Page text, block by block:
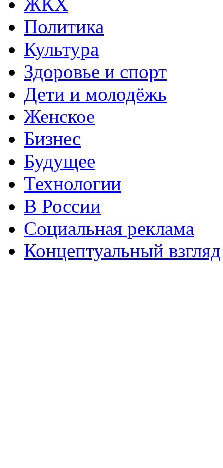
Политика
Культура
Здоровье и спорт
Дети и молодёжь
Женское
Бизнес
Будущее
Технологии
В России
Социальная реклама
Концептуальный взгляд